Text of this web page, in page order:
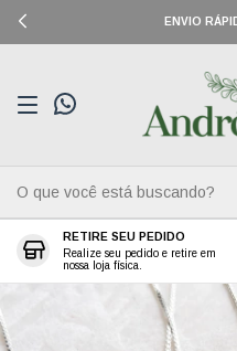
ENVIO
RETIRE SEU PEDIDO
Realize seu pedido e retire em
nossa loja física.